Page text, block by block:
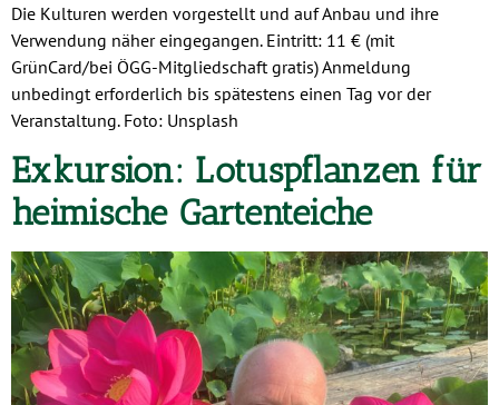
Die Kulturen werden vorgestellt und auf Anbau und ihre
Verwendung näher eingegangen. Eintritt: 11 € (mit
GrünCard/bei ÖGG-Mitgliedschaft gratis) Anmeldung
unbedingt erforderlich bis spätestens einen Tag vor der
Veranstaltung. Foto: Unsplash
Exkursion: Lotuspflanzen für
heimische Gartenteiche